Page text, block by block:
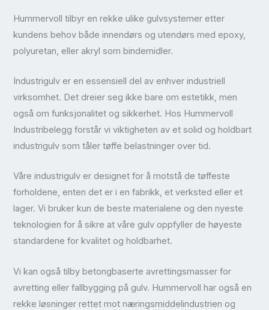
Hummervoll tilbyr en rekke ulike gulvsystemer etter
kundens behov både innendørs og utendørs med epoxy,
polyuretan, eller akryl som bindemidler.
Industrigulv er en essensiell del av enhver industriell
virksomhet. Det dreier seg ikke bare om estetikk, men
også om funksjonalitet og sikkerhet. Hos Hummervoll
Industribelegg forstår vi viktigheten av et solid og holdbart
industrigulv som tåler tøffe belastninger over tid.
Våre industrigulv er designet for å motstå de tøffeste
forholdene, enten det er i en fabrikk, et verksted eller et
lager. Vi bruker kun de beste materialene og den nyeste
teknologien for å sikre at våre gulv oppfyller de høyeste
standardene for kvalitet og holdbarhet.
Vi kan også tilby betongbaserte avrettingsmasser for
avretting eller fallbygging på gulv. Hummervoll har også en
rekke løsninger rettet mot næringsmiddelindustrien og